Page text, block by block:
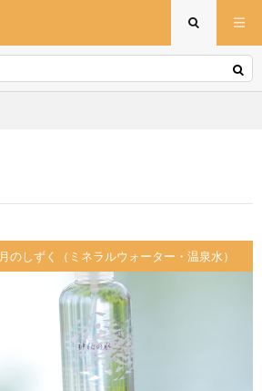
月のしずく（ミネラルウォーター・温泉水）